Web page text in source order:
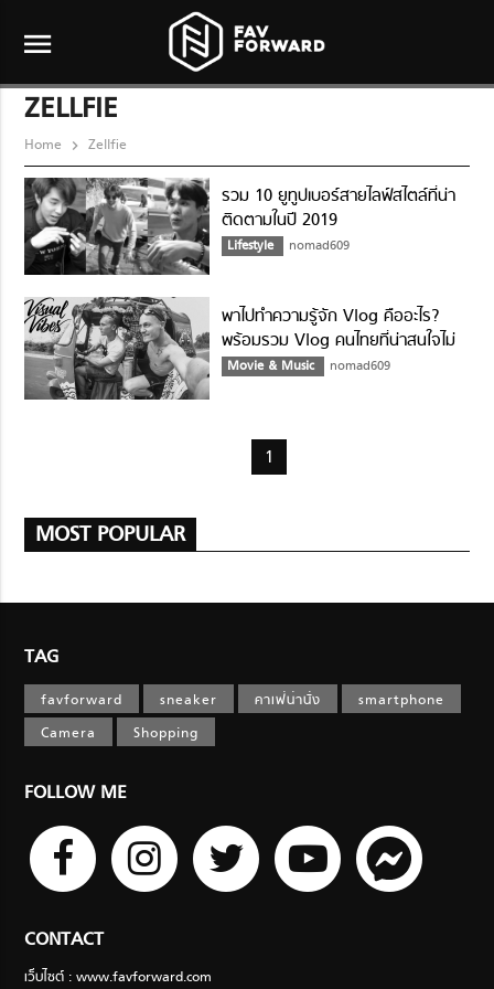
menu
ZELLFIE
Home Zellfie
รวม 10 ยูทูปเบอร์สายไลฟ์สไตล์ที่น่า
ติดตามในปี 2019
Lifestyle nomad609
พาไปทำความรู้จัก Vlog คืออะไร?
พร้อมรวม Vlog คนไทยที่น่าสนใจไม่
แพ้ชาวต่างชาติ
Movie & Music nomad609
1
MOST POPULAR
TAG
favforward sneaker คาเฟ่น่านั่ง
smartphone
Camera
Shopping
FOLLOW ME
CONTACT
เว็บไซต์ : www.favforward.com